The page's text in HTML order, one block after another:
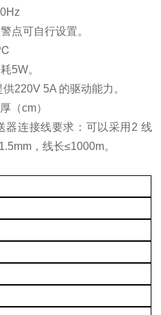
点可自行设置。
5W。
220V 5A 的驱动能力。
（cm）
器连接线要求：可以采用2 线
，线长≤1000m。